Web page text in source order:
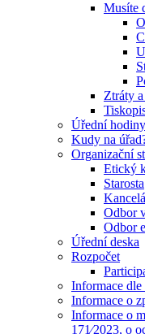
Musíte
Ztráty
Úřední
Kudy na
Organizační
Etický
Starosta
Odbor
Odbor
Úřední deska
Rozpočet
Informace dle
Informace o
Informace o
171⁄2023, o